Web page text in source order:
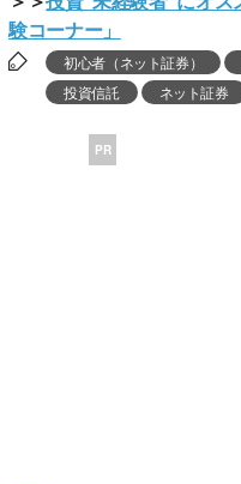
験コーナー」
初心者（ネット証券）
投資信託
ネット証券
PR